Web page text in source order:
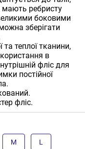
мають ребристу
боковими
зберігати
та теплої тканини,
в
фліс для
постійної
фліс.
M L